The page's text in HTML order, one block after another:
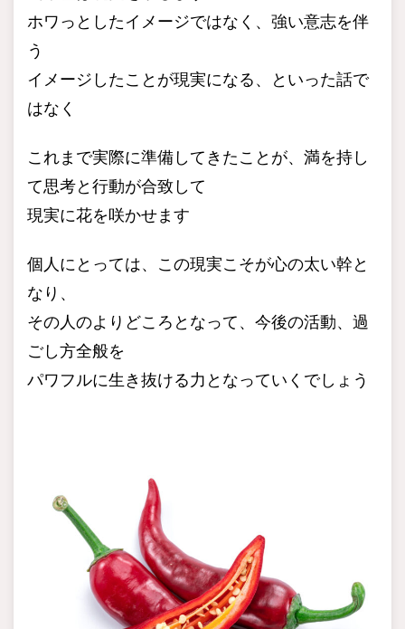
ホワっとしたイメージではなく、強い意志を伴
う
イメージしたことが現実になる、といった話で
はなく
これまで実際に準備してきたことが、満を持し
て思考と行動が合致して
現実に花を咲かせます
個人にとっては、この現実こそが心の太い幹と
なり、
その人のよりどころとなって、今後の活動、過
ごし方全般を
パワフルに生き抜ける力となっていくでしょう